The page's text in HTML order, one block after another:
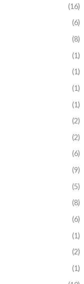
(16)
(6)
(8)
(1)
(1)
(1)
(1)
(2)
(2)
(6)
(9)
(5)
(8)
(6)
(1)
(2)
(1)